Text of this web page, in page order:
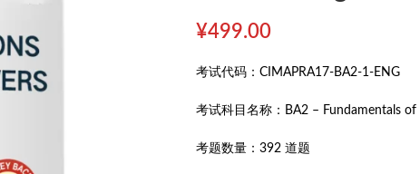
¥499.00
考试代码： CIMAPRA17-BA2-1-ENG
考试科目名称： BA2 – Fundamentals
考题数量： 392 道题